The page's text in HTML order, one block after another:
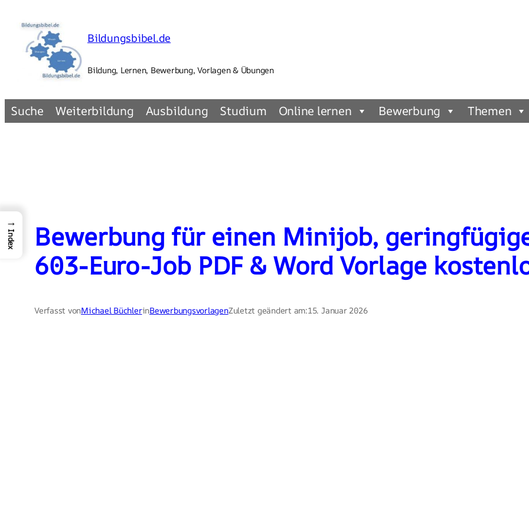
Inhalt
springen
Bildungsbibel.de
Bildung, Lernen, Bewerbung, Vorlagen & Übungen
Suche Weiterbildung Ausbildung Studium Online lernen Bewerbung Themen
Bewerbung für einen Minijob,
603-Euro-Job PDF & Word Vorlage
Verfasst vonMichael BüchlerinBewerbungsvorlagenZuletzt geändert am:15. Januar 2026
→
Index